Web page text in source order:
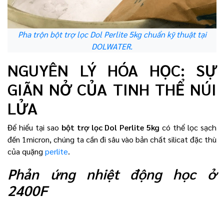
Pha trộn bột trợ lọc Dol Perlite 5kg chuẩn kỹ thuật tại
DOLWATER.
NGUYÊN LÝ HÓA HỌC: SỰ
GIÃN NỞ CỦA TINH THỂ NÚI
LỬA
Để hiểu tại sao bột trợ lọc Dol Perlite 5kg có thể lọc sạch
đến 1micron, chúng ta cần đi sâu vào bản chất silicat đặc thù
của quặng perlite.
Phản ứng nhiệt động học ở
2400F